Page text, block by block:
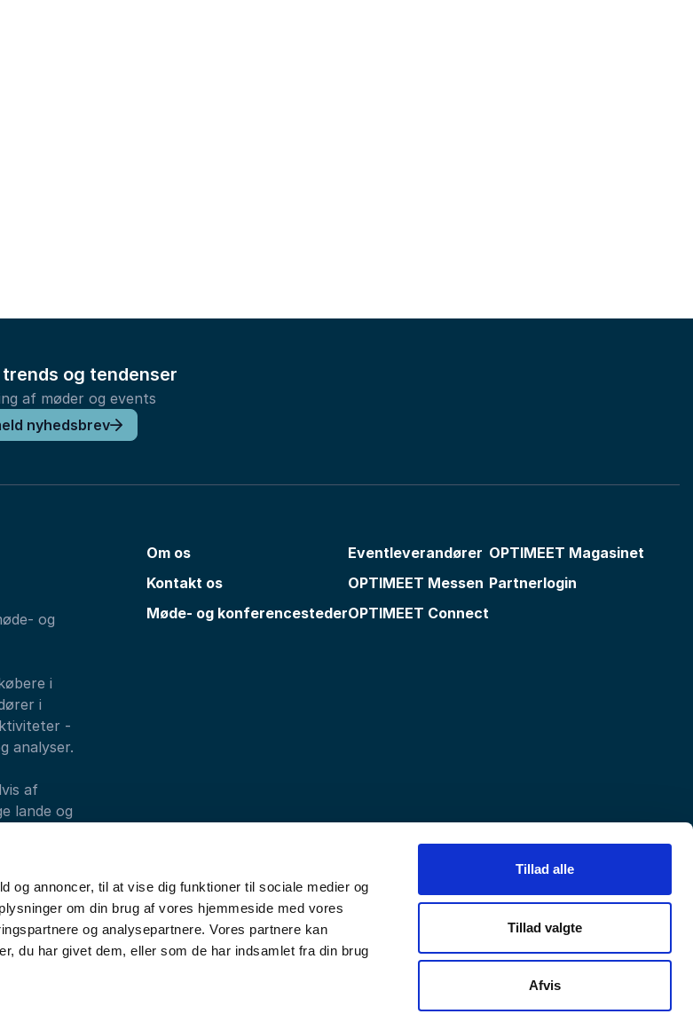
og annoncer, til at vise dig funktioner til sociale medier og
om din brug af vores hjemmeside med vores
og analysepartnere. Vores partnere kan
du har givet dem, eller som de har indsamlet fra din brug
Tillad alle
Tillad valgte
Afvis
og tendenser
af møder og events
nyhedsbrev
og
i
i
-
analyser.
af
lande og
Om os
Kontakt os
Møde- og konferencesteder
Eventleverandører
OPTIMEET Messen
OPTIMEET Connect
OPTIMEET Magasinet
Partnerlogin